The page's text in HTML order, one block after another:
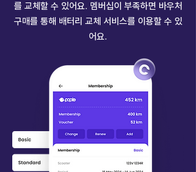
를 교체할 수 있어요. 멤버십이 부족하면 바우처
구매를 통해 배터리 교체 서비스를 이용할 수 있
어요.